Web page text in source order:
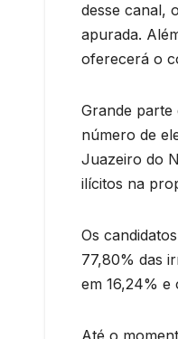
desse canal,
apurada.
oferecerá o
Grande parte
número de
Juazeiro do
ilícitos na
Os
77,80% das
em 16,24% e